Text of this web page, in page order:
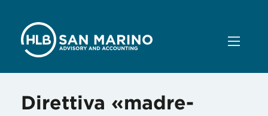
Direttiva «madre-